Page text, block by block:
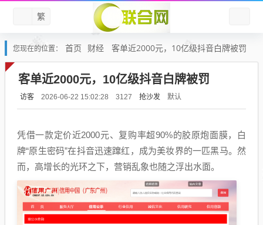
繁
您现在的位置： 首页 财经 客单近2000元，10亿级抖音白牌被罚
客单近2000元，10亿级抖音白牌被罚
访客 2026-06-22 15:02:28 3127 抢沙发 默认
凭借一款定价近2000元、复购率超90%的胶原炮面膜，白
牌“原生密码”在抖音迅速蹿红，成为美妆界的一匹黑马。然
而，高增长的光环之下，营销乱象也随之浮出水面。